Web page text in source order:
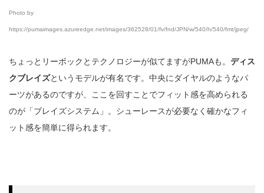
Photo by
https://pumaimages.azureedge.net/images/362528/01/fv/fnd/JPN/w/540/h/540/fmt/jpeg/
ちょっとリーボックとテクノロジーが似てますがPUMAも。 ディス
クブレイズというモデルが有名です。中央にダイヤルのようなパ
ーツがあるのですが、ここを回すことでフィット感を高められる
のが「ブレイズシステム」。シューレースが必要なく確かなフィ
ット感を簡単に得られます。